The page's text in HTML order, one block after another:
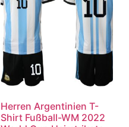
Herren Argentinien T-
Shirt Fußball-WM 2022